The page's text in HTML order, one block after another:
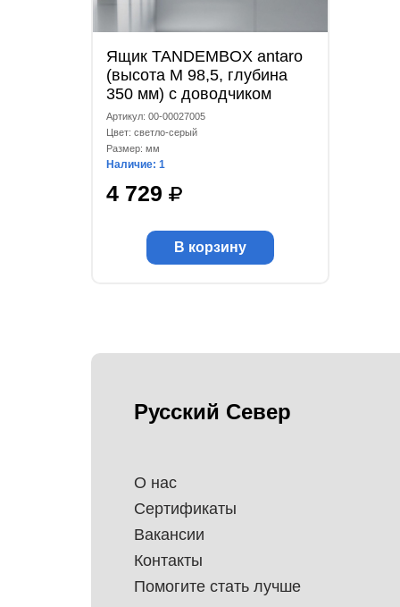
Ящик TANDEMBOX antaro
(высота М 98,5, глубина
350 мм) с доводчиком
светло-серый
Артикул: 00-00027005
Цвет: светло-серый
Размер: мм
Наличие: 1
4 729
В корзину
Русский Север
О нас
Сертификаты
Вакансии
Контакты
Помогите стать лучше